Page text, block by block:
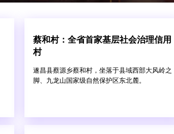
蔡和村：全省首家基层社会治理信用
村
遂昌县蔡源乡蔡和村，坐落于县域西部大风岭之
脚、九龙山国家级自然保护区东北麓。